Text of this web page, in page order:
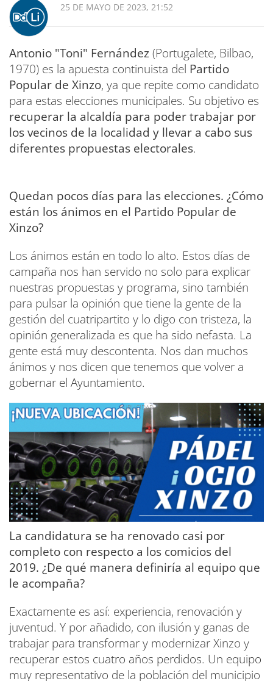
25 DE MAYO DE 2023, 21:52
Antonio "Toni" Fernández(Portugalete, Bilbao,
1970) es la apuesta continuista del Partido
Popular de Xinzo, ya que repite como candidato
para estas elecciones municipales. Su objetivo es
recuperar la alcaldía para poder trabajar por
los vecinos de la localidad y llevar a cabo sus
diferentes propuestas electorales.
Quedan pocos días para las elecciones. ¿Cómo
están los ánimos en el Partido Popular de
Xinzo?
Los ánimos están en todo lo alto. Estos días de
campaña nos han servido no solo para explicar
nuestras propuestas y programa, sino también
para pulsar la opinión que tiene la gente de la
gestión del cuatripartito y lo digo con tristeza, la
opinión generalizada es que ha sido nefasta. La
gente está muy descontenta. Nos dan muchos
ánimos y nos dicen que tenemos que volver a
gobernar el Ayuntamiento.
La candidatura se ha renovado casi por
completo con respecto a los comicios del
2019. ¿De qué manera definiría al equipo que
le acompaña?
Exactamente es así: experiencia, renovación y
juventud. Y por añadido, con ilusión y ganas de
trabajar para transformar y modernizar Xinzo y
recuperar estos cuatro años perdidos. Un equipo
muy representativo de la población del municipio